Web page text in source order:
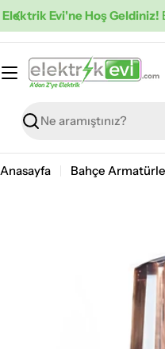
İçeriğe
Elektrik Evi'ne Hoş Geldiniz!
Ara
Anasayfa Bahçe